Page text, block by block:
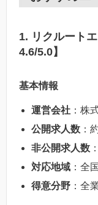
1. リクルート
4.6/5.0】
基本情報
運営会社 ：株
公開求人数 ：
非公開求人数
対応地域 ：全
得意分野 ：全